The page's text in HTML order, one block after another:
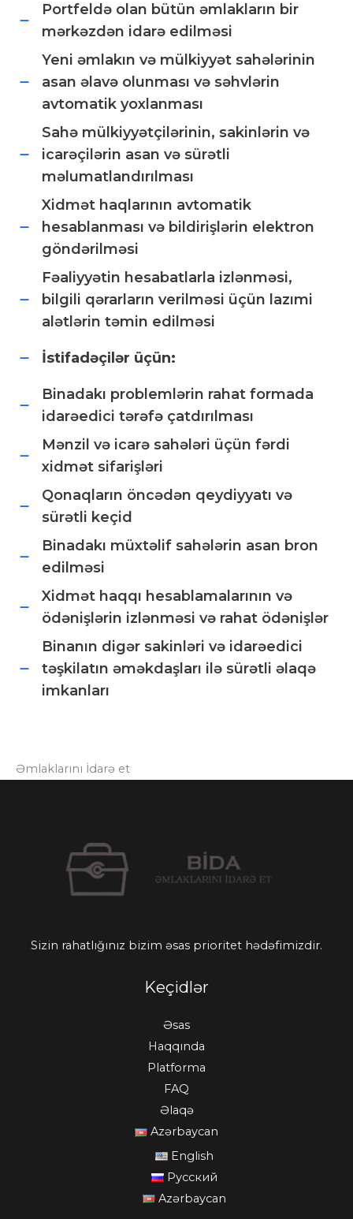
Portfeldə olan bütün əmlakların bir
mərkəzdən idarə edilməsi
Yeni əmlakın və mülkiyyət sahələrinin
asan əlavə olunması və səhvlərin
avtomatik yoxlanması
Sahə mülkiyyətçilərinin, sakinlərin və
icarəçilərin asan və sürətli
məlumatlandırılması
Xidmət haqlarının avtomatik
hesablanması və bildirişlərin elektron
göndərilməsi
Fəaliyyətin hesabatlarla izlənməsi,
bilgili qərarların verilməsi üçün lazımi
alətlərin təmin edilməsi
İstifadəçilər üçün:
Binadakı problemlərin rahat formada
idarəedici tərəfə çatdırılması
Mənzil və icarə sahələri üçün fərdi
xidmət sifarişləri
Qonaqların öncədən qeydiyyatı və
sürətli keçid
Binadakı müxtəlif sahələrin asan bron
edilməsi
Xidmət haqqı hesablamalarının və
ödənişlərin izlənməsi və rahat ödənişlər
Binanın digər sakinləri və idarəedici
təşkilatın əməkdaşları ilə sürətli əlaqə
imkanları
Əmlaklarını İdarə et
Sizin rahatlığınız bizim əsas prioritet hədəfimizdir.
Keçidlər
Əsas
Haqqında
Platforma
FAQ
Əlaqə
Azərbaycan
English
Русский
Azərbaycan